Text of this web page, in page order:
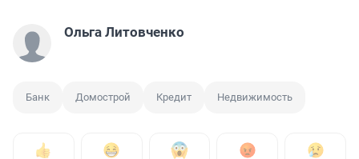
Ольга Литовченко
Банк Домострой Кредит Недвижимость